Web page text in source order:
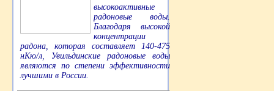
высокоактивные
радоновые воды.
Благодаря высокой
концентрации
радона, которая составляет 140-475
нКю/л, Увильдинские радоновые воды
являются по степени эффективности
лучшими в России.